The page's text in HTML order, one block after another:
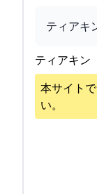
ティアキ
ティアキン
本サイト
い。